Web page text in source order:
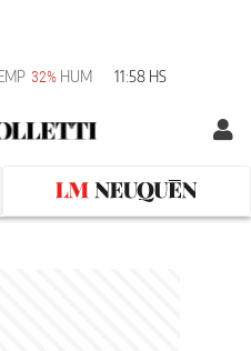
32% HUM 11:58 HS